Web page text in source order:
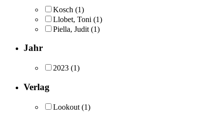
Kosch (1)
Llobet, Toni (1)
Piella, Judit (1)
Jahr
2023 (1)
Verlag
Lookout (1)